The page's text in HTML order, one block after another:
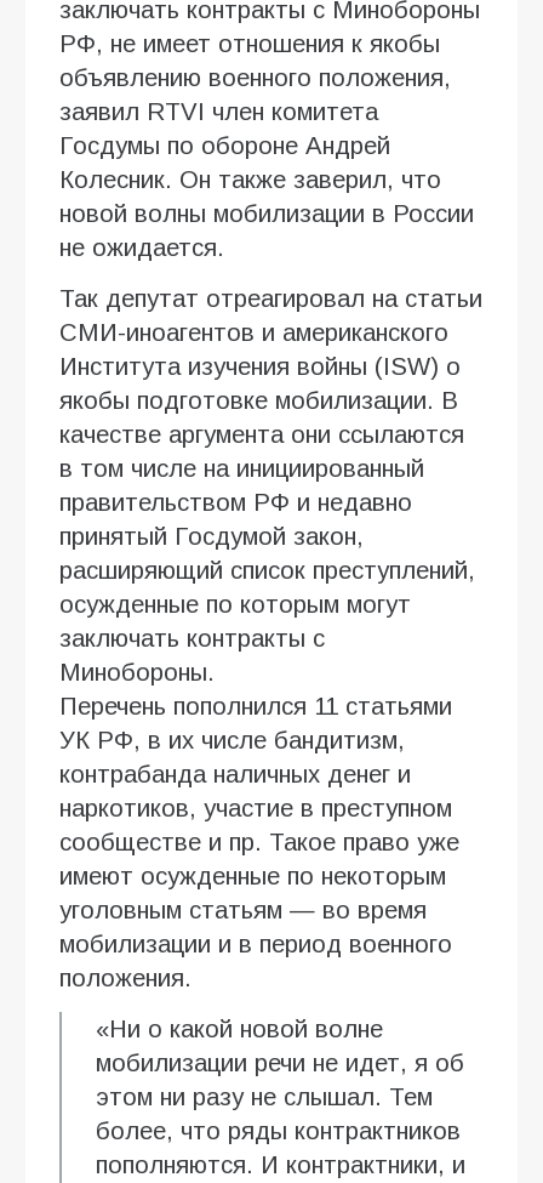
заключать контракты с Минобороны
РФ, не имеет отношения к якобы
объявлению военного положения,
заявил RTVI член комитета
Госдумы по обороне Андрей
Колесник. Он также заверил, что
новой волны мобилизации в России
не ожидается.
Так депутат отреагировал на статьи
СМИ-иноагентов и американского
Института изучения войны (ISW) о
якобы подготовке мобилизации. В
качестве аргумента они ссылаются
в том числе на инициированный
правительством РФ и недавно
принятый Госдумой закон,
расширяющий список преступлений,
осужденные по которым могут
заключать контракты с
Минобороны.
Перечень пополнился 11 статьями
УК РФ, в их числе бандитизм,
контрабанда наличных денег и
наркотиков, участие в преступном
сообществе и пр. Такое право уже
имеют осужденные по некоторым
уголовным статьям — во время
мобилизации и в период военного
положения.
«Ни о какой новой волне
мобилизации речи не идет, я об
этом ни разу не слышал. Тем
более, что ряды контрактников
пополняются. И контрактники, и